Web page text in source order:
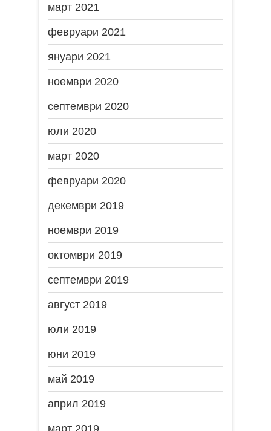
март 2021
февруари 2021
януари 2021
ноември 2020
септември 2020
юли 2020
март 2020
февруари 2020
декември 2019
ноември 2019
октомври 2019
септември 2019
август 2019
юли 2019
юни 2019
май 2019
април 2019
март 2019